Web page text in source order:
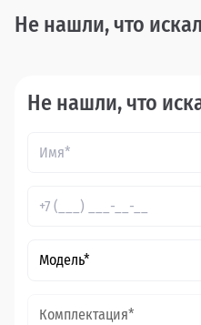
Не нашли, что
Не нашли, что
Модель*
Комплектация*